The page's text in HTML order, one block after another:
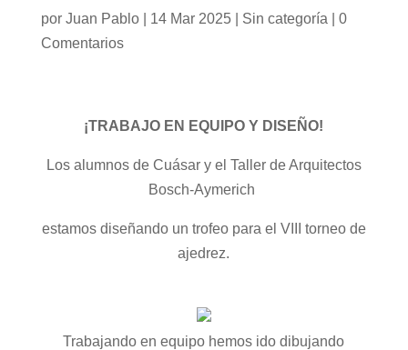
por Juan Pablo| 14 Mar 2025| Sin categoría
0
Comentarios
¡TRABAJO EN EQUIPO Y DISEÑO!
Los alumnos de Cuásar y el Taller de Arquitectos
Bosch-Aymerich
estamos diseñando un trofeo para el VIII torneo de
ajedrez.
Trabajando en equipo hemos ido dibujando